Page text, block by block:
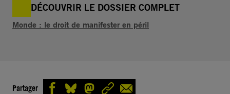
DÉCOUVRIR LE DOSSIER COMPLET
Monde : le droit de manifester en péril
Partager